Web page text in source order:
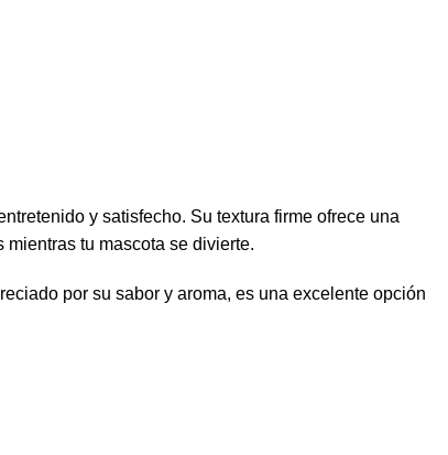
y satisfecho. Su textura firme ofrece una
tu mascota se divierte.
por su sabor y aroma, es una excelente opción